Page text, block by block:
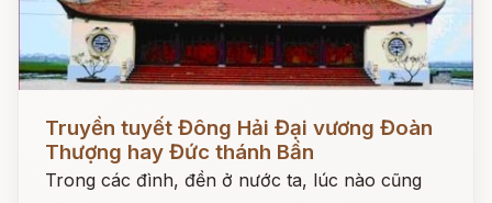
Đọc ngay
Truyền tuyết Đông Hải Đại vương Đoàn
Thượng hay Đức thánh Bần
Trong các đình, đền ở nước ta, lúc nào cũng